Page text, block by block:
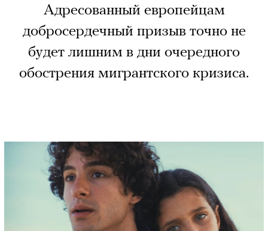
Адресованный европейцам
добросердечный призыв точно не
будет лишним в дни очередного
обострения мигрантского кризиса.